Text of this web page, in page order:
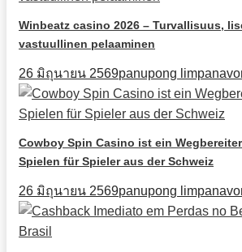
Winbeatz casino 2026 – Turvallisuus,
vastuullinen pelaaminen
26 มิถุนายน 2569panupong
Cowboy Spin Casino ist ein
Spielen für Spieler aus der Schweiz
26 มิถุนายน 2569panupong